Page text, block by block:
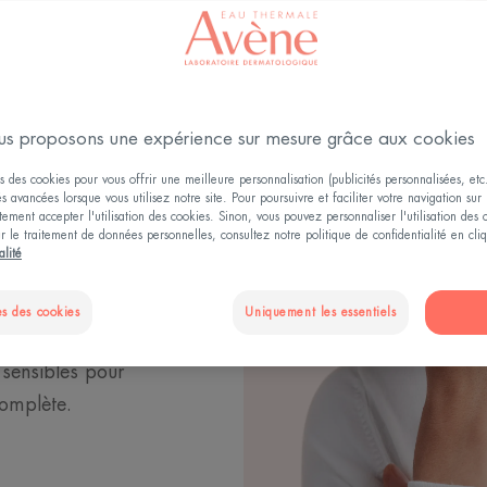
au froid et
pour affronter
Avène
Cream aux
l’Eau thermale
reconnues.
pour
proposons une expérience sur mesure grâce aux cookies
des cookies pour vous offrir une meilleure personnalisation (publicités personnalisées,
avancées lorsque vous utilisez notre site. Pour poursuivre et faciliter votre navigation sur
accepter l'utilisation des cookies. Sinon, vous pouvez personnaliser l'utilisation des
le traitement de données personnelles, consultez notre politique de confidentialité en
des cookies Uniquement les essentiels